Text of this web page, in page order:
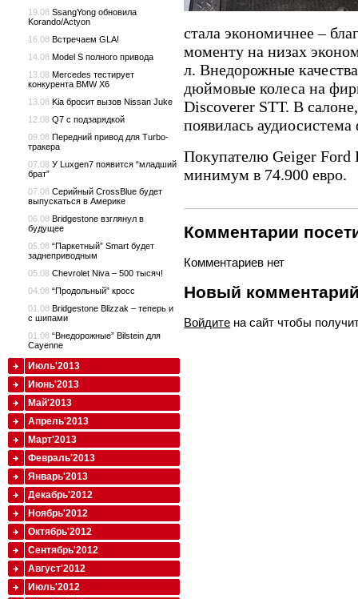
стала экономичнее –
моменту на низах
л. Внедорожные
дюймовые колеса на
Discoverer STT. В
появилась
Покупателю Geiger Ford
минимум в 74.900 евро.
Комментарии
Комментариев нет
Новый
Войдите на сайт чтобы
19.08 SsangYong обновила
Korando/Actyon
16.08 Встречаем GLA!
14.08 Model S полного привода
13.08 Mercedes тестирует
конкурента BMW X6
13.08 Kia бросит вызов Nissan Juke
12.08 Q7 с подзарядкой
09.08 Передний привод для Turbo-
тракера
07.08 У Luxgen7 появится “младший
брат”
07.08 Серийный CrossBlue будет
выпускаться в Америке
06.08 Bridgestone взглянул в
будущее
05.08 “Паркетный” Smart будет
заднеприводным
05.08 Chevrolet Niva – 500 тысяч!
04.08 “Продольный” кросс
01.08 Bridgestone Blizzak – теперь и
с шипами
01.08 “Внедорожные” Bilstein для
Cayenne
Июль'2013
Июнь'2013
Май'2013
Апрель'2013
Март'2013
Февраль'2013
Январь'2013
Декабрь'2012
Ноябрь'2012
Октябрь'2012
Сентябрь'2012
Август'2012
Июль'2012